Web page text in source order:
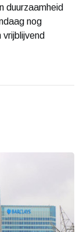
duurzaamheid
nog